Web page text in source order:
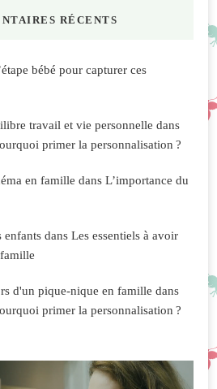
RÉCENTS
bébé pour capturer ces
travail et vie personnelle dans
primer la personnalisation ?
en famille dans L’importance du
enfants dans Les essentiels à avoir
d'un pique-nique en famille dans
primer la personnalisation ?